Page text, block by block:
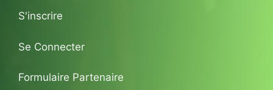
S'inscrire
Se Connecter
Formulaire Partenaire